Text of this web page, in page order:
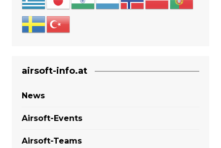
airsoft-info.at
News
Airsoft-Events
Airsoft-Teams